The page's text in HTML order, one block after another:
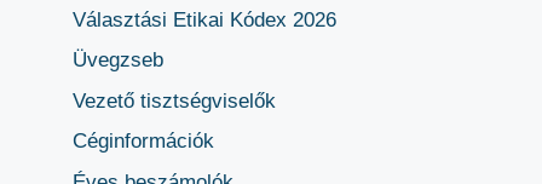
Választási Etikai Kódex 2026
Üvegzseb
Vezető tisztségviselők
Céginformációk